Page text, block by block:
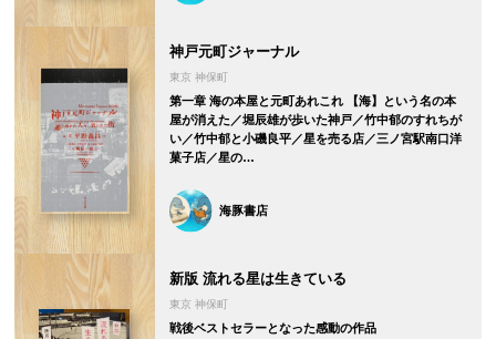
神戸元町ジャーナル
東京 神保町
第一章 海の本屋と元町あれこれ 【海】という名の本
屋が消えた／堀辰雄が歩いた神戸／竹中郁のすれちが
い／竹中郁と小磯良平／星を売る店／三ノ宮駅南口洋
菓子店／星の…
海豚書店
新版 流れる星は生きている
東京 神保町
戦後ベストセラーとなった感動の作品